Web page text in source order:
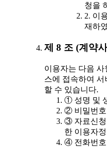
청을
2. 이
재하
제 8 조 (계약
이용자는 다음 사
스에 접속하여
할 수 있습니다.
① 성명 및
② 비밀번호
③ 자료신청
한 이용자정
④ 전화번호